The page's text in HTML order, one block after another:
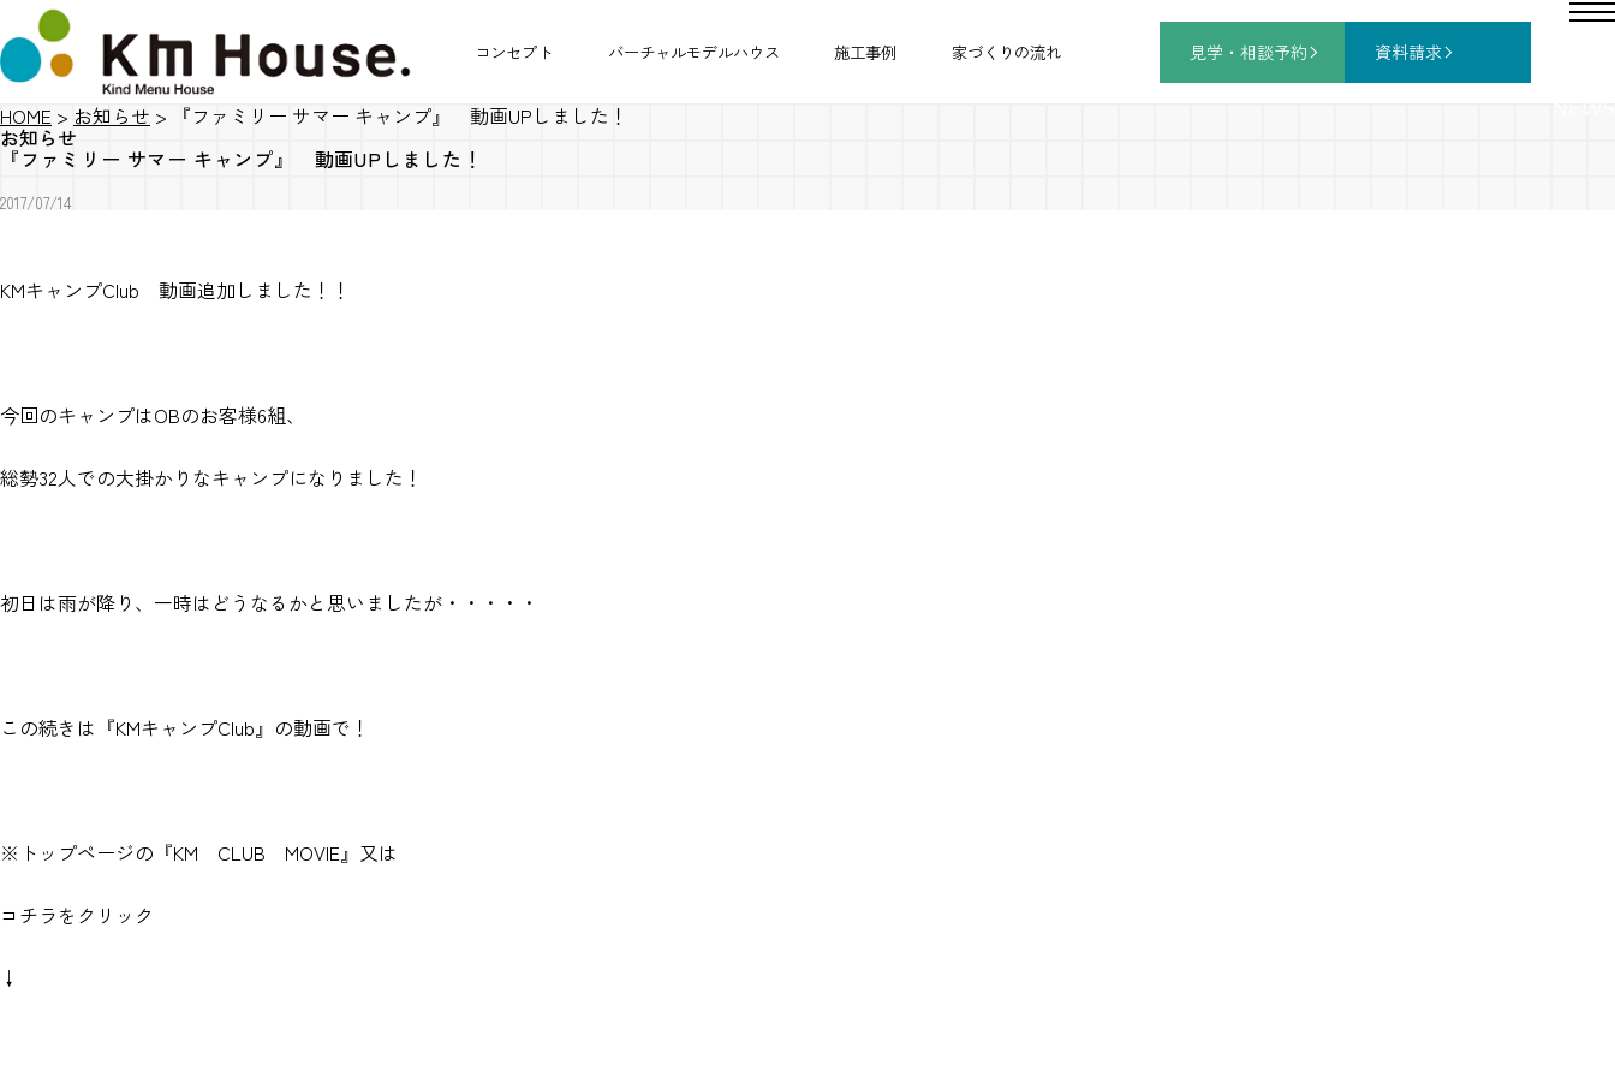
コンセプト バーチャルモデルハウス 施工事例 家づくりの流れ 見学・相談予約 資料請求
HOME > お知らせ > 『ファミリー サマー キャンプ』 動画UPしました！
お知らせ
『ファミリー サマー キャンプ』 動画UPしました！
2017/07/14
KMキャンプClub 動画追加しました！！
今回のキャンプはOBのお客様6組、
総勢32人での大掛かりなキャンプになりました！
初日は雨が降り、一時はどうなるかと思いましたが・・・・・
この続きは『KMキャンプClub』の動画で！
※トップページの『KM CLUB MOVIE』又は
コチラをクリック
↓